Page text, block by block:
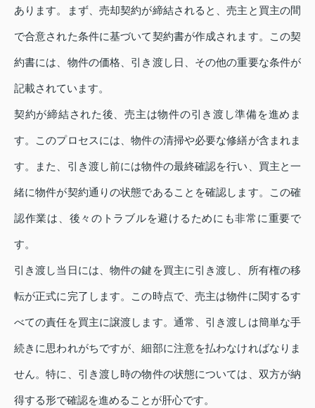
あります。まず、売却契約が締結されると、売主と買主の間
で合意された条件に基づいて契約書が作成されます。この契
約書には、物件の価格、引き渡し日、その他の重要な条件が
記載されています。
契約が締結された後、売主は物件の引き渡し準備を進めま
す。このプロセスには、物件の清掃や必要な修繕が含まれま
す。また、引き渡し前には物件の最終確認を行い、買主と一
緒に物件が契約通りの状態であることを確認します。この確
認作業は、後々のトラブルを避けるためにも非常に重要で
す。
引き渡し当日には、物件の鍵を買主に引き渡し、所有権の移
転が正式に完了します。この時点で、売主は物件に関するす
べての責任を買主に譲渡します。通常、引き渡しは簡単な手
続きに思われがちですが、細部に注意を払わなければなりま
せん。特に、引き渡し時の物件の状態については、双方が納
得する形で確認を進めることが肝心です。